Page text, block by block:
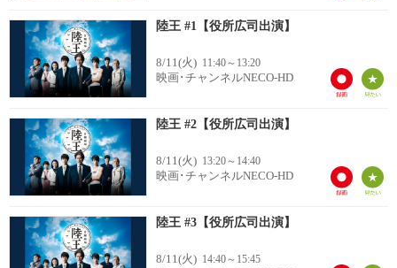
陸王 #1【役所広司出演】
8/11(火) 11:40～13:20
映画･チャンネルNECO-HD
陸王 #2【役所広司出演】
8/11(火) 13:20～14:40
映画･チャンネルNECO-HD
陸王 #3【役所広司出演】
8/11(火) 14:40～15:45